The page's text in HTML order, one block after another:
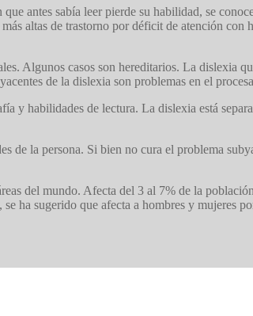
antes sabía leer pierde su habilidad, se
altas de trastorno por déficit de atención
Algunos casos son hereditarios. La dislexia
de la dislexia son problemas en el
y habilidades de lectura. La dislexia está
de la persona. Si bien no cura el problema
del mundo. Afecta del 3 al 7% de la
ha sugerido que afecta a hombres y mujeres